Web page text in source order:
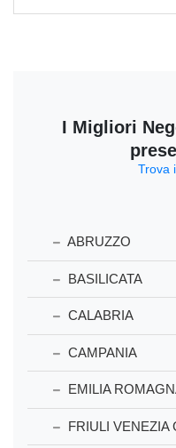
I Migliori
Trova
ABRUZZO
BASILICATA
CALABRIA
CAMPANIA
EMILIA
FRIULI VENEZIA